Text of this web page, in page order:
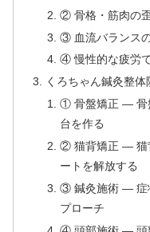
② 骨格・筋肉の
③ 血流バランス
④ 慢性的な疲労
くろちゃん鍼灸整
① 骨盤矯正 — 骨
台を作る
② 猫背矯正 — 猫
ートを解放する
③ 鍼灸施術 — 症
プローチ